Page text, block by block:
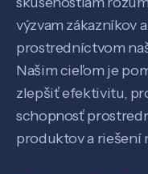
výzvam zákazníkov
prostredníctvom
Našim cieľom je
zlepšiť efektivitu,
schopnosť
produktov a riešení